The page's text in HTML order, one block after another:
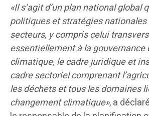
«Il s’agit d’un plan national global
politiques et stratégies nationales
secteurs, y compris celui
essentiellement à la gouvernance
climatique, le cadre juridique et
cadre sectoriel comprenant
les déchets et tous les domaines
changement climatique», a